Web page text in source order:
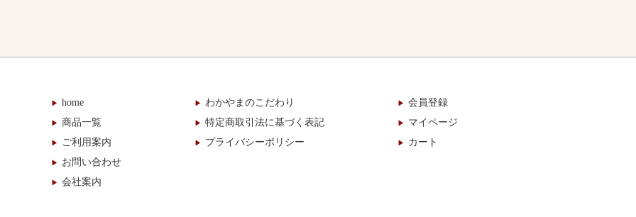
home
商品一覧
ご利用案内
お問い合わせ
会社案内
わかやまのこだわり
特定商取引法に基づく表記
プライバシーポリシー
会員登録
マイページ
カート